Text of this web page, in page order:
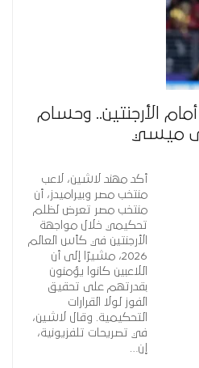
الأرجنتين.. وحسام
ميسي
أكد مهند لاشين، لاعب
منتخب مصر وبيراميدز، أن
منتخب مصر تعرض لظلم
تحكيمي خلال مواجهة
الأرجنتين في كأس العالم
2026، مشيرًا إلى أن
اللاعبين كانوا يؤمنون
بقدرتهم على تحقيق
الفوز لولا القرارات
التحكيمية. وقال لاشين،
في تصريحات تلفزيونية،
إن…